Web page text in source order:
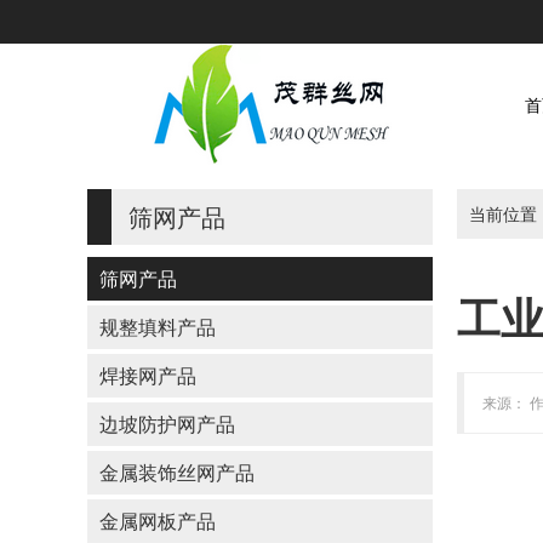
筛网产品
筛网产品
规整填料产品
焊接网产品
边坡防护网产品
金属装饰丝网产品
金属网板产品
当前位置
工
来源：